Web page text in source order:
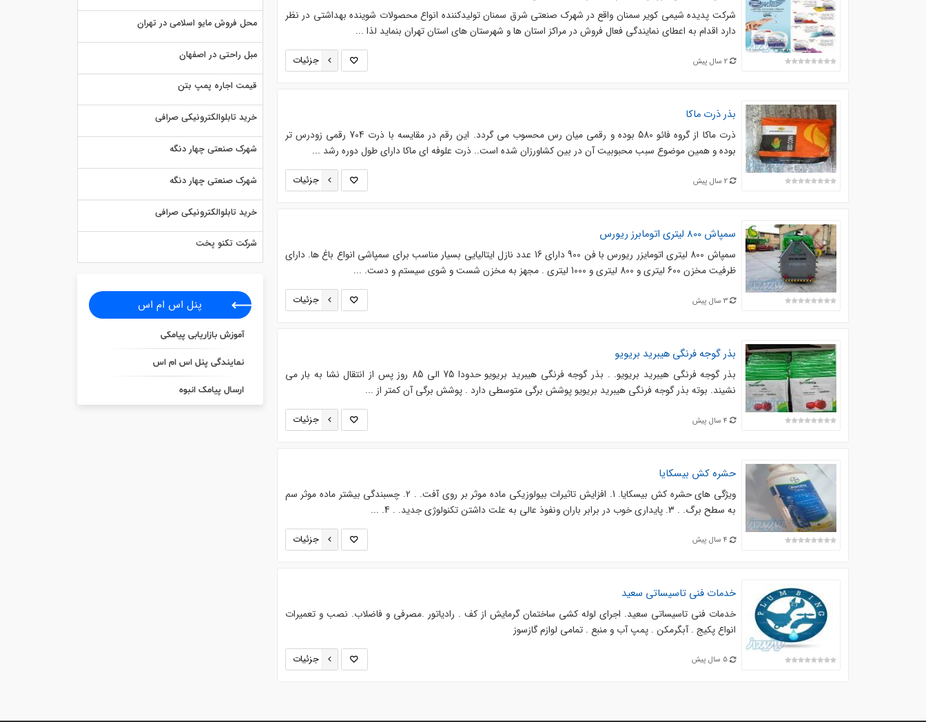
شرکت پدیده شیمی کویر سمنان واقع در شهرک صنعتی شرق سمنان تولیدکننده انواع محصولات شوینده بهداشتی در نظر
دارد اقدام به اعطای نمایندگی فعال فروش در مراکز استان ها و شهرستان های استان تهران بنماید لذا ...
2 سال پیش جزئیات
بذر ذرت ماکا
ذرت ماکا از گروه فائو 580 بوده و رقمی میان رس محسوب می گردد. این رقم در مقایسه با ذرت 704 رقمی زودرس تر
بوده و همین موضوع سبب محبوبیت آن در بین کشاورزان شده است.. ذرت علوفه ای ماکا دارای طول دوره رشد ...
2 سال پیش جزئیات
سمپاش 800 لیتری اتومابرز ریورس
سمپاش 800 لیتری اتومایزر ریورس با فن 900 دارای 16 عدد نازل ایتالیایی بسیار مناسب برای سمپاشی انواع باغ ها. دارای
ظرفیت مخزن 600 لیتری و 800 لیتری و 1000 لیتری . مجهز به مخزن شست و شوی سیستم و دست. ...
3 سال پیش جزئیات
بذر گوجه فرنگی هیبرید بریویو
بذر گوجه فرنگی هیبرید بریویو. . بذر گوجه فرنگی هیبرید بریویو حدودا 75 الی 85 روز پس از انتقال نشا به بار می
نشیند. بوته بذر گوجه فرنگی هیبرید بریویو پوشش برگی متوسطی دارد . پوشش برگی آن کمتر از ...
4 سال پیش جزئیات
حشره کش بیسکایا
ویژگی های حشره کش بیسکایا. 1. افزایش تاثیرات بیولوزیکی ماده موثر بر روی آفت. . 2. چسبندگی بیشتر ماده موثر سم
به سطح برگ. . 3. پایداری خوب در برابر باران ونفوذ عالی به علت داشتن تکنولوژی جدید. . 4. ...
4 سال پیش جزئیات
خدمات فنی تاسیساتی سعید
خدمات فنی تاسیساتی سعید. اجرای لوله کشی ساختمان گرمایش از کف . رادیاتور .مصرفی و فاضلاب. نصب و تعمیرات
انواع پکیج . آبگرمکن . پمپ آب و منبع . تمامی لوازم گازسوز
5 سال پیش جزئیات
محل فروش مایو اسلامی در تهران
مبل راحتی در اصفهان
قیمت اجاره پمپ بتن
خرید تابلوالکترونیکی صرافی
شهرک صنعتی چهار دنگه
شهرک صنعتی چهار دنگه
خرید تابلوالکترونیکی صرافی
شرکت تکنو پخت
پنل اس ام اس
آموزش بازاریابی پیامکی
نمایندگی پنل اس ام اس
ارسال پیامک انبوه